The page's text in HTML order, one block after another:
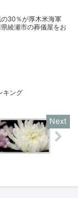
30％が厚木米海軍
綾瀬市の葬儀屋をお
キング